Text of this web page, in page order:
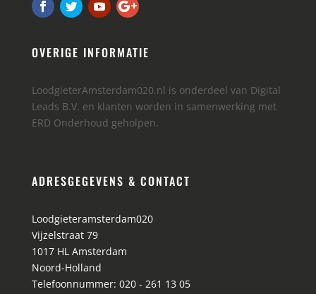
OVERIGE INFORMATIE
LoodgieterAmsterdam020.nl is onderdeel van Digital
Leads B.V. en klanten worden in samenwerking met
ERD Onderhoud geholpen.
ADRESGEGEVENS & CONTACT
Loodgieteramsterdam020
Vijzelstraat 79
1017 HL Amsterdam
Noord-Holland
Telefoonnummer: 020 - 261 13 05